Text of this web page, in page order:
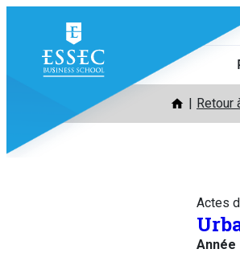
contenu
Retour
Actes
Année